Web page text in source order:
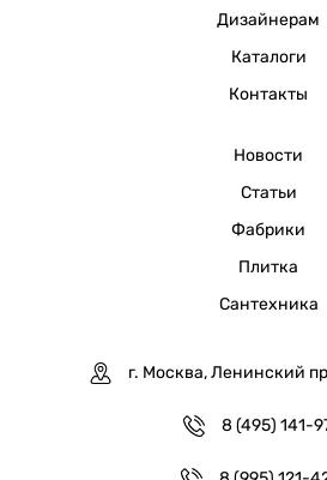
Дизайнерам
Каталоги
Контакты
Новости
Статьи
Фабрики
Плитка
Сантехника
г. Москва, Ленинский
8 (495) 141-